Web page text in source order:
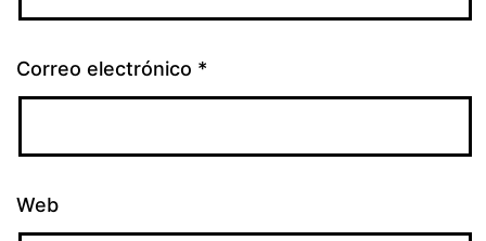
Correo electrónico *
Web